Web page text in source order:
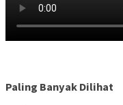
Paling Banyak Dilihat